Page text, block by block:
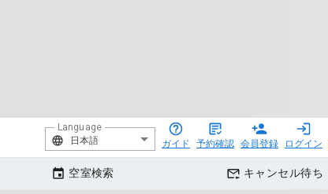
ログイン
会員登録
予約確認
ガイド
日本語
Language
空室検索 キャンセル待ち